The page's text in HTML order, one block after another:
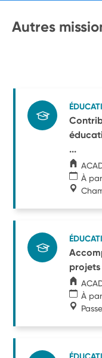
Autres
...
À
projets
À